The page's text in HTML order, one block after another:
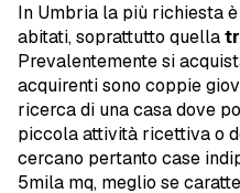
In Umbria la più richiesta
abitati, soprattutto quella
Prevalentemente si
acquirenti sono coppie
ricerca di una casa dove
piccola attività ricettiva o
cercano pertanto case
5mila mq, meglio se